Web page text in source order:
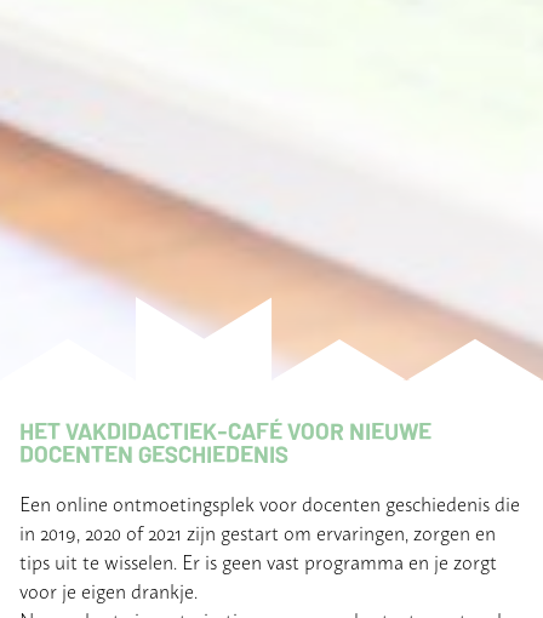
HET VAKDIDACTIEK-CAFÉ VOOR NIEUWE
DOCENTEN GESCHIEDENIS
Een online ontmoetingsplek voor docenten geschiedenis die
in 2019, 2020 of 2021 zijn gestart om ervaringen, zorgen en
tips uit te wisselen. Er is geen vast programma en je zorgt
voor je eigen drankje.